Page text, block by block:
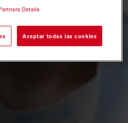
Details
Aceptar todas las cookies